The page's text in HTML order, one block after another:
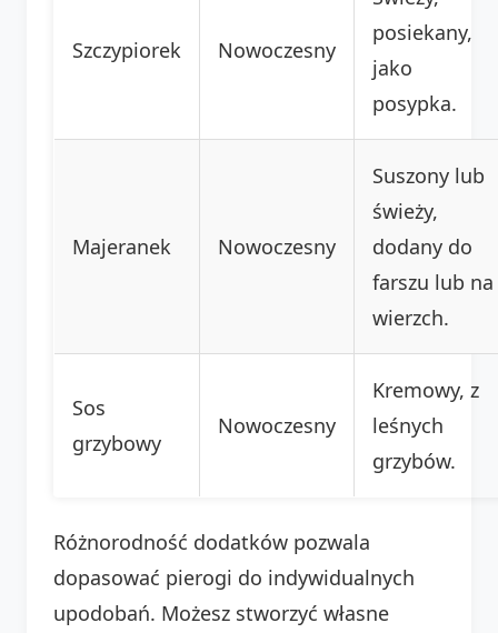
Szczypiorek Nowoczesny
posiekany,
jako
posypka.
Majeranek Nowoczesny
Suszony lub
świeży,
dodany do
farszu lub na
wierzch.
Sos
grzybowy
Nowoczesny
Kremowy, z
leśnych
grzybów.
Różnorodność dodatków pozwala
dopasować pierogi do indywidualnych
upodobań. Możesz stworzyć własne